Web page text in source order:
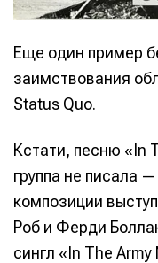
Еще один пример
заимствования
Status Quo.
Кстати, песню «In
группа не писала
композиции
Роб и Ферди
сингл «In The Army